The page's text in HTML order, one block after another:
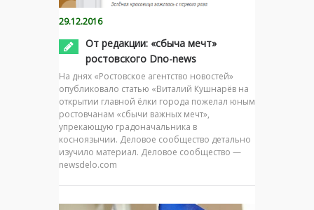
29.12.2016
От редакции: «сбыча мечт»
ростовского Dno-news
На днях «Ростовское агентство новостей»
опубликовало статью «Виталий Кушнарёв на
открытии главной ёлки города пожелал юным
ростовчанам «сбычи важных мечт»,
упрекающую градоначальника в
косноязычии. Деловое сообщество детально
изучило материал. Деловое сообщество —
newsdelo.com